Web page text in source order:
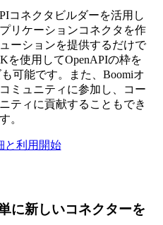
コネクタビルダーを活用し
リケーションコネクタを作
ーションを提供するだけで
を使用してOpenAPIの枠を
可能です。また、Boomiオ
ミュニティに参加し、コー
ティに貢献することもでき
。
と利用開始
に新しいコネクターを